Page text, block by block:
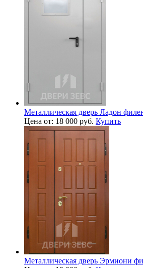
Металлическая дверь Ладон
Цена от: 18 000 руб. Купить
Металлическая дверь Эрмиони